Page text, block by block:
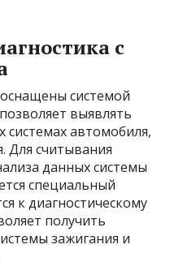
с
системой
выявлять
системах автомобиля,
Для считывания
данных системы
специальный
к диагностическому
получить
зажигания и